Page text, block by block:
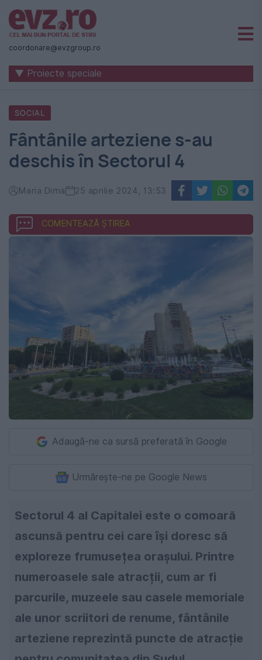
Știri
naționale
internaționale
România
-
Evenimentul
Zilei
coordonare@evzgroup.ro
▼ Proiecte speciale
SOCIAL
Fântânile arteziene s-au
deschis în Sectorul 4
Maria Dima 25 aprilie 2024, 13:53
COMENTEAZĂ ȘTIREA
Adaugă-ne ca sursă preferată în Google
Urmărește-ne pe Google News
Sectorul 4 al Capitalei este o comoară
ascunsă pentru cei care își doresc să
exploreze frumusețea orașului. Printre
numeroasele sale atracții, cum ar fi
parcurile, muzeele sau casele memoriale
ale unor scriitori de renume, fântânile
arteziene reprezintă puncte de atracție